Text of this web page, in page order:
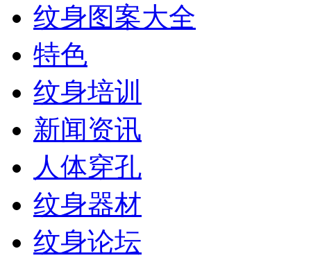
纹身图案大全
特色
纹身培训
新闻资讯
人体穿孔
纹身器材
纹身论坛